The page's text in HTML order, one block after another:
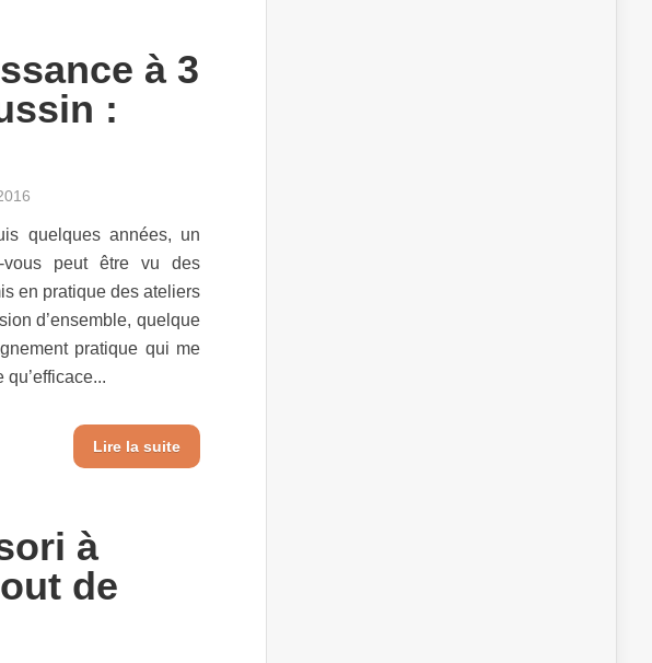
à 3
:
quelques années, un
vous peut être vu des
en pratique des ateliers
d’ensemble, quelque
pratique qui me
Lire la suite
à
de